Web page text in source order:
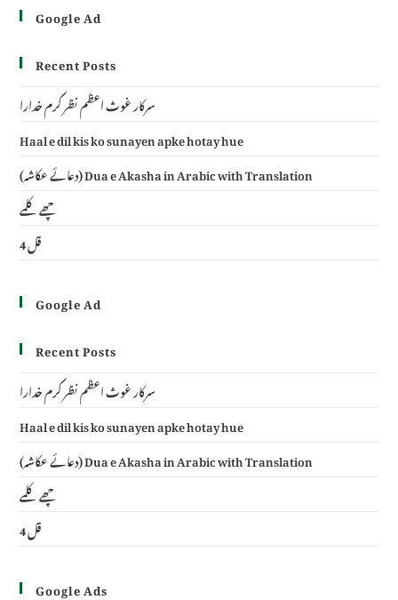
Google Ad
Recent Posts
سرکار غوث اعظم نظر کرم خدارا
Haal e dil kis ko sunayen apke hotay hue
(دعائے عکاشہ) Dua e Akasha in Arabic with Translation
چھے کلمے
4 قل
Google Ad
Recent Posts
سرکار غوث اعظم نظر کرم خدارا
Haal e dil kis ko sunayen apke hotay hue
(دعائے عکاشہ) Dua e Akasha in Arabic with Translation
چھے کلمے
4 قل
Google Ads